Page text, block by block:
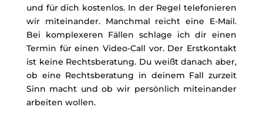
und für dich kostenlos. In der Regel telefonieren
wir miteinander. Manchmal reicht eine E-Mail.
Bei komplexeren Fällen schlage ich dir einen
Termin für einen Video-Call vor. Der Erstkontakt
ist keine Rechtsberatung. Du weißt danach aber,
ob eine Rechtsberatung in deinem Fall zurzeit
Sinn macht und ob wir persönlich miteinander
arbeiten wollen.